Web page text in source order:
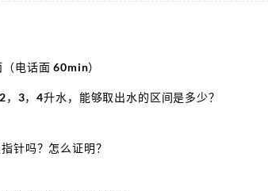
电话面 60min）
3，4升水，能够取出水的区间是多少？
针吗？怎么证明？